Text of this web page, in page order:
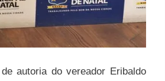
autoria do vereador Eribaldo